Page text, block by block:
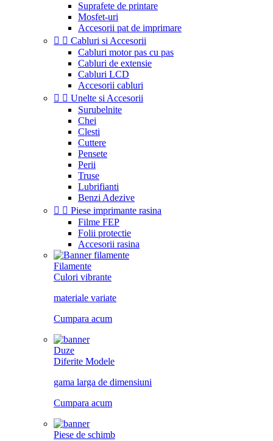
Suprafete de printare
Mosfet-uri
Accesorii pat de imprimare
  Cabluri si Accesorii
Cabluri motor pas cu pas
Cabluri de extensie
Cabluri LCD
Accesorii cabluri
  Unelte si Accesorii
Surubelnite
Chei
Clesti
Cuttere
Pensete
Perii
Truse
Lubrifianti
Benzi Adezive
  Piese imprimante rasina
Filme FEP
Folii protectie
Accesorii rasina
Filamente
Culori vibrante
materiale variate
Cumpara acum
Duze
Diferite Modele
gama larga de dimensiuni
Cumpara acum
Piese de schimb